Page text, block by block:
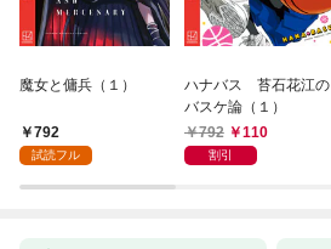
魔女と傭兵（１）
792
試読フル
ハナバス 苔石花江の
バスケ論（１）
792
110
割引